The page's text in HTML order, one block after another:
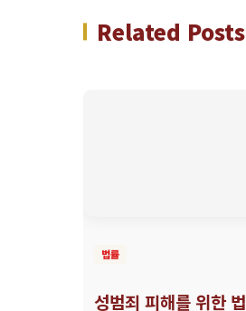
Related Posts
법률
성범죄 피해를 위한